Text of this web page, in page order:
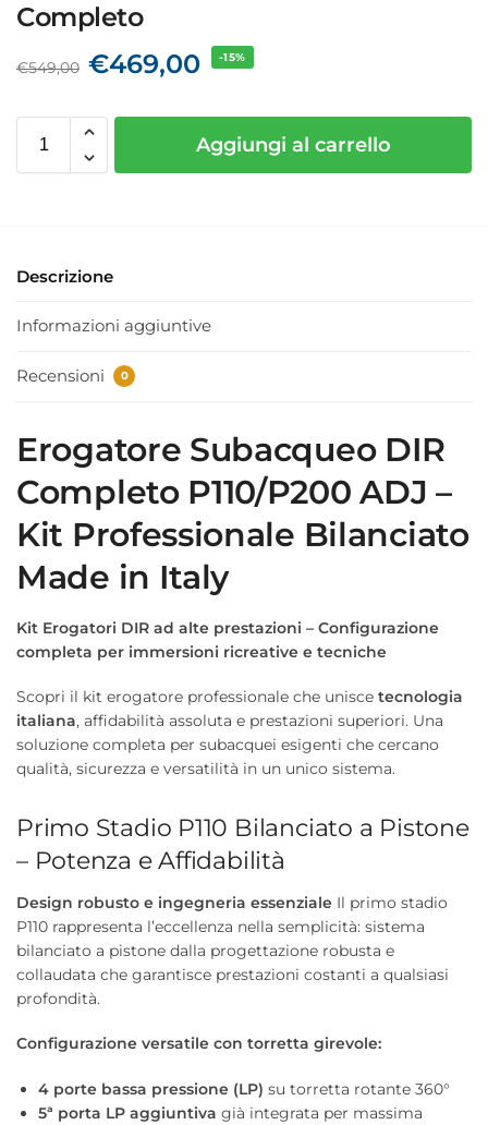
Completo
€549,00 €469,00 -15%
Aggiungi al carrello
Descrizione
Informazioni aggiuntive
Recensioni 0
Erogatore Subacqueo DIR
Completo P110/P200 ADJ –
Kit Professionale Bilanciato
Made in Italy
Kit Erogatori DIR ad alte prestazioni – Configurazione
completa per immersioni ricreative e tecniche
Scopri il kit erogatore professionale che unisce tecnologia
italiana, affidabilità assoluta e prestazioni superiori. Una
soluzione completa per subacquei esigenti che cercano
qualità, sicurezza e versatilità in un unico sistema.
Primo Stadio P110 Bilanciato a Pistone
– Potenza e Affidabilità
Design robusto e ingegneria essenziale Il primo stadio
P110 rappresenta l’eccellenza nella semplicità: sistema
bilanciato a pistone dalla progettazione robusta e
collaudata che garantisce prestazioni costanti a qualsiasi
profondità.
Configurazione versatile con torretta girevole:
4 porte bassa pressione (LP) su torretta rotante 360°
5ª porta LP aggiuntiva già integrata per massima